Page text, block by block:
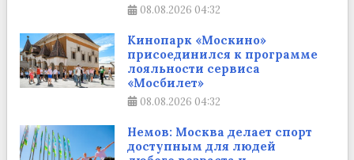
08.08.2026 04:32
Кинопарк «Москино»
присоединился к программе
лояльности сервиса
«Мосбилет»
08.08.2026 04:32
Немов: Москва делает спорт
доступным для людей